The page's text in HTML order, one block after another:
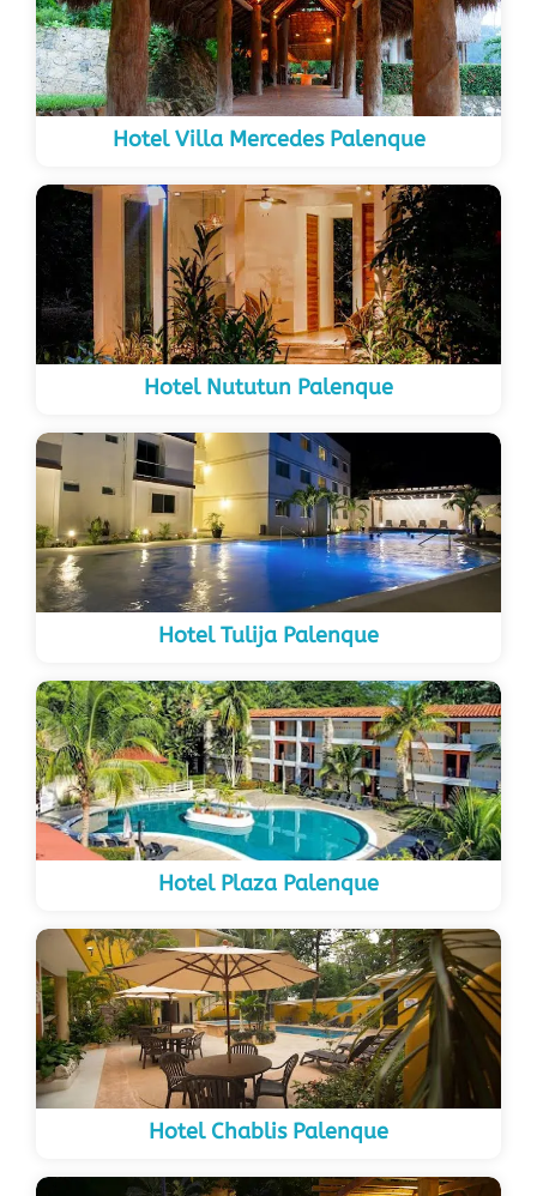
Hotel Villa Mercedes Palenque
Hotel Nututun Palenque
Hotel Tulija Palenque
Hotel Plaza Palenque
Hotel Chablis Palenque